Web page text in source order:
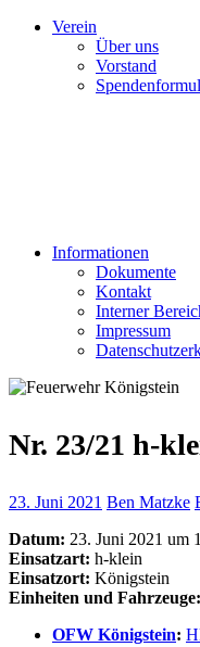
Verein
Über uns
Vorstand
Informationen
Dokumente
Kontakt
Interner
Impressum
Nr. 23/21 h-
23. Juni 2021 Ben Matzke
Datum: 23. Juni 2021 um
Einsatzart: h-klein
Einsatzort: Königstein
Einheiten und Fahrzeuge:
OFW Königstein: